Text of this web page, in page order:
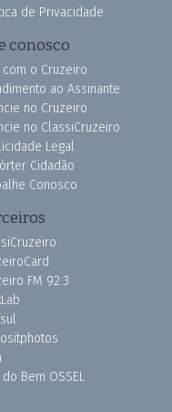
de Privacidade
conosco
com o Cruzeiro
ao Assinante
no Cruzeiro
no ClassiCruzeiro
Legal
Cidadão
Conosco
FM 92.3
do Bem OSSEL